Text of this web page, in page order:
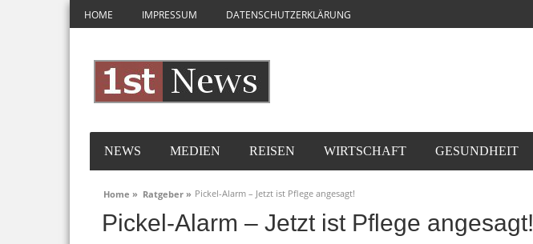
HOME IMPRESSUM DATENSCHUTZERKLÄRUNG
NEWS MEDIEN REISEN WIRTSCHAFT GESUNDHEIT
Home » Ratgeber » Pickel-Alarm – Jetzt ist Pflege angesagt!
Pickel-Alarm – Jetzt ist Pflege angesagt!